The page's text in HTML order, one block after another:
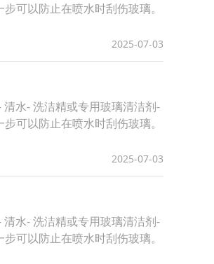
可以防止在喷水时刮伤玻璃。
2025-07-03
水- 洗洁精或专用玻璃清洁剂-
可以防止在喷水时刮伤玻璃。
2025-07-03
水- 洗洁精或专用玻璃清洁剂-
可以防止在喷水时刮伤玻璃。